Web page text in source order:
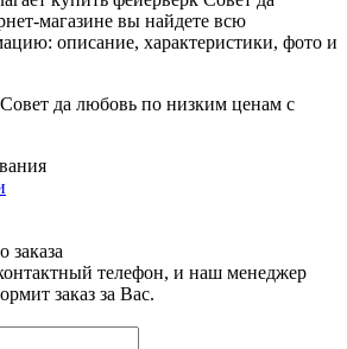
магазине вы найдете всю
описание, характеристики, фото и
да любовь по низким ценам с
заказа
телефон, и наш менеджер
заказ за Вас.